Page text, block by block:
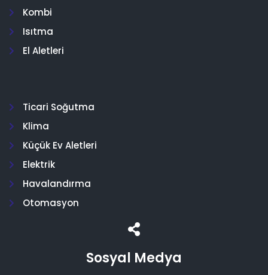
Kombi
Isıtma
El Aletleri
Ticari Soğutma
Klima
Küçük Ev Aletleri
Elektrik
Havalandırma
Otomasyon
Sosyal Medya